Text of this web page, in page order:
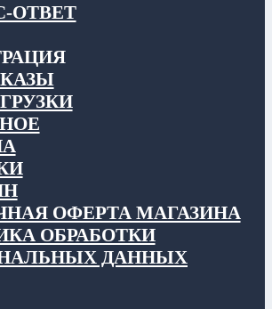
ОТВЕТ
ОФЕРТА МАГАЗИНА
ОБРАБОТКИ
ДАННЫХ